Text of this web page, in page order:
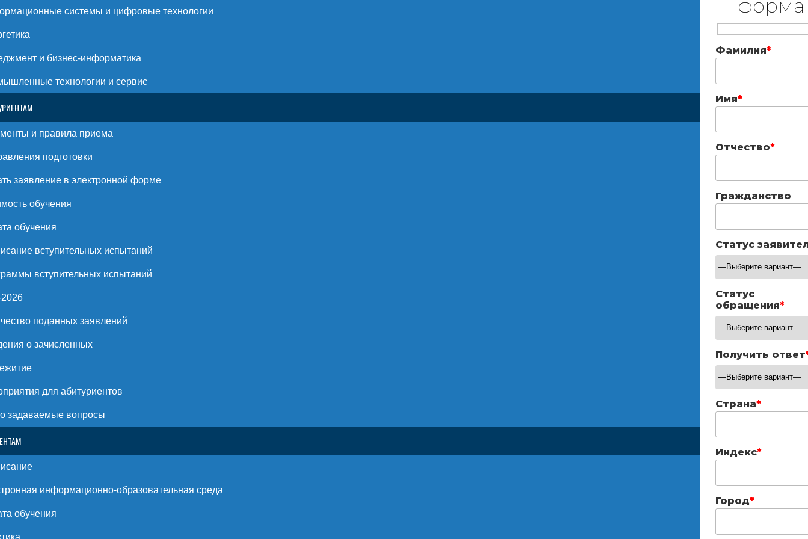
системы и цифровые технологии
и бизнес-информатика
технологии и сервис
и правила приема
подготовки
заявление в электронной форме
обучения
обучения
вступительных испытаний
вступительных испытаний
поданных заявлений
о зачисленных
для абитуриентов
задаваемые вопросы
информационно-образовательная среда
обучения
форма
Фамилия*
Имя*
Отчество*
Гражданство
Статус
Статус
обращения*
Получить ответ
Страна*
Индекс*
Город*